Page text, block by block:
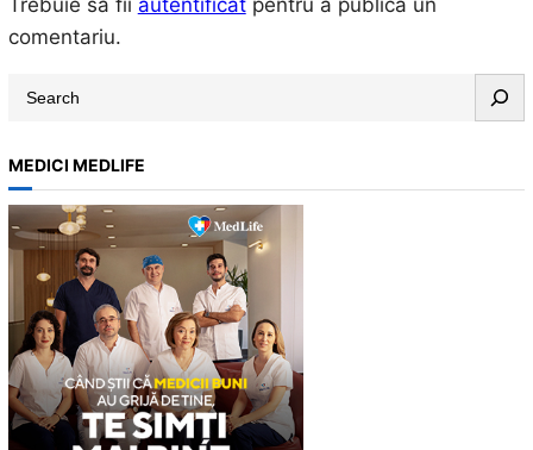
comentariu.
r
c
h
MEDICI MEDLIFE